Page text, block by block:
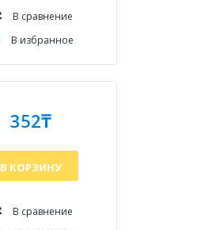
В сравнение
В избранное
352₸
В КОРЗИНУ
В сравнение